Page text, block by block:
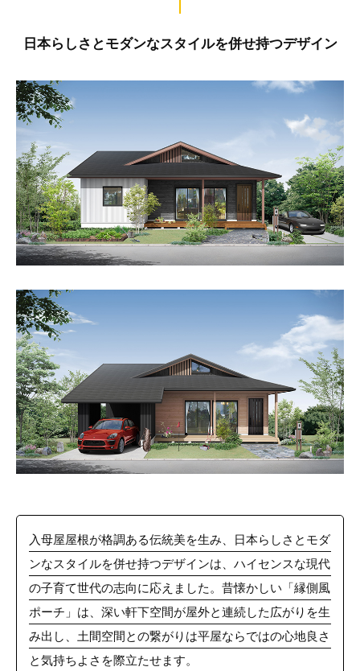
日本らしさとモダンなスタイルを併せ持つデザイン
入母屋屋根が格調ある伝統美を生み、日本らしさとモダ
ンなスタイルを併せ持つデザインは、ハイセンスな現代
の子育て世代の志向に応えました。昔懐かしい「縁側風
ポーチ」は、深い軒下空間が屋外と連続した広がりを生
み出し、土間空間との繋がりは平屋ならではの心地良さ
と気持ちよさを際立たせます。